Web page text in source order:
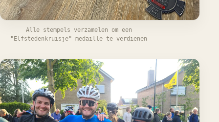
Alle stempels verzamelen om een
"Elfstedenkruisje" medaille te verdienen